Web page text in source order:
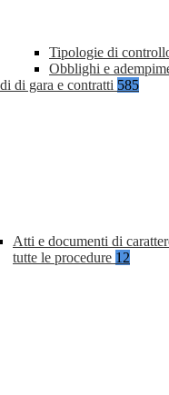
Tipologie di
Obblighi e
di gara e contratti 585
Atti e documenti di
tutte le procedure 12